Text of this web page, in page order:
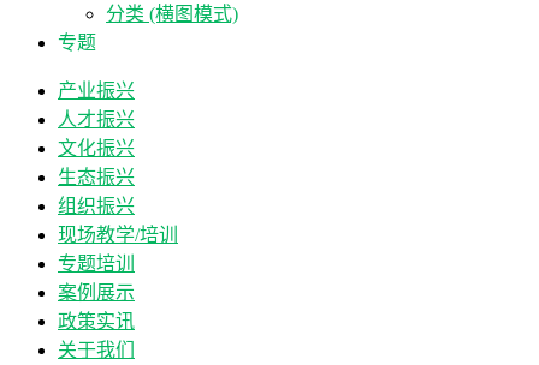
分类 (横图模式)
专题
产业振兴
人才振兴
文化振兴
生态振兴
组织振兴
现场教学/培训
专题培训
案例展示
政策实讯
关于我们